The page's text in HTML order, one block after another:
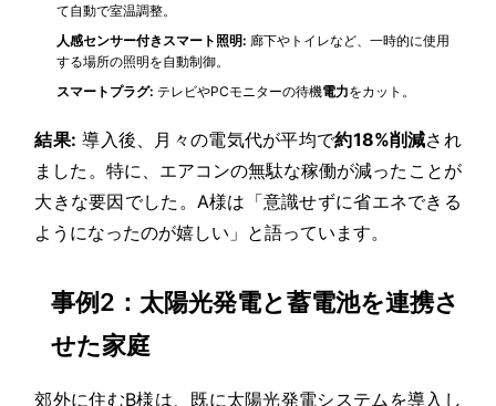
て自動で室温調整。
人感センサー付きスマート照明: 廊下やトイレなど、一時的に使用
する場所の照明を自動制御。
スマートプラグ: テレビやPCモニターの待機電力をカット。
結果: 導入後、月々の電気代が平均で約18%削減され
ました。特に、エアコンの無駄な稼働が減ったことが
大きな要因でした。A様は「意識せずに省エネできる
ようになったのが嬉しい」と語っています。
事例2：太陽光発電と蓄電池を連携さ
せた家庭
郊外に住むB様は、既に太陽光発電システムを導入し